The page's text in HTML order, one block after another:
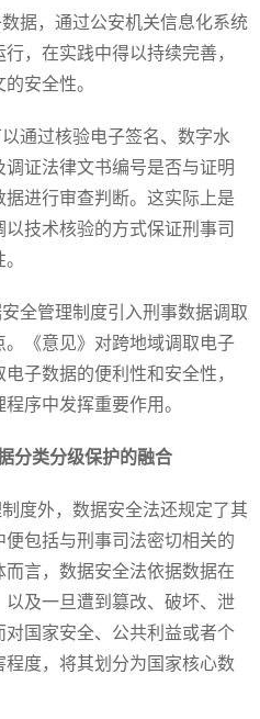
据，通过公安机关信息化系统
，在实践中得以持续完善，
安全性。
通过核验电子签名、数字水
证法律文书编号是否与证明
进行审查判断。这实际上是
技术核验的方式保证刑事司
全管理制度引入刑事数据调取
《意见》对跨地域调取电子
子数据的便利性和安全性，
序中发挥重要作用。
分类分级保护的融合
度外，数据安全法还规定了其
包括与刑事司法密切相关的
言，数据安全法依据数据在
及一旦遭到篡改、破坏、泄
国家安全、公共利益或者个
度，将其划分为国家核心数